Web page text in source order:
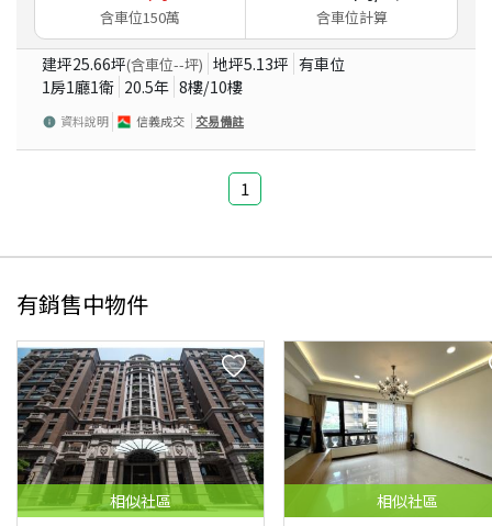
含車位150萬 含車位計算
建坪25.66坪(含車位--坪) 地坪5.13坪 有車位
1房1廳1衛 20.5年 8樓/10樓
資料說明 信義成交 交易備註
1
有銷售中物件
相似社區 相似社區